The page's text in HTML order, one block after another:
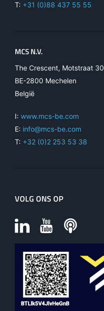
T: +31 (0)88 437 55 55
MCS N.V.
The Crescent, Motstraat 30
BE-2800 Mechelen
België
I: www.mcs-be.com
E: info@mcs-be.com
T: +32 (0)2 253 53 38
VOLG ONS OP